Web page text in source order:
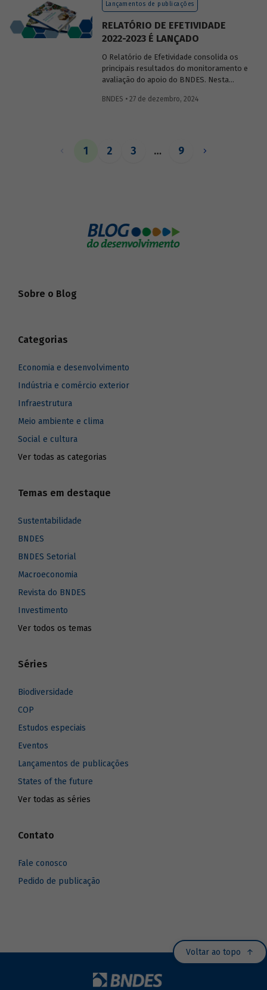
contexto atual das discussões sobre o
setores se relacionam com o assunto.
Lançamentos de publicações
RELATÓRIO DE EFETIVIDADE
2022-2023 É LANÇADO
O Relatório de Efetividade consolida os
principais resultados do monitoramento e
avaliação do apoio do BNDES. Nesta
operacional, as entregas e os impactos
BNDES • 27 de dezembro, 2024
1 2 3 … 9
Sobre o Blog
Categorias
Economia e desenvolvimento
Indústria e comércio exterior
Infraestrutura
Meio ambiente e clima
Social e cultura
Ver todas as categorias
Temas em destaque
Sustentabilidade
BNDES
BNDES Setorial
Macroeconomia
Revista do BNDES
Investimento
Ver todos os temas
Séries
Biodiversidade
COP
Estudos especiais
Eventos
Lançamentos de publicações
States of the future
Ver todas as séries
Contato
Fale conosco
Pedido de publicação
Voltar ao topo